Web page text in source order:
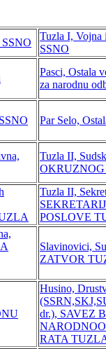
Tuzla I, Vojna
SSNO
Pasci, Ostala
za narodnu
Par Selo,
Tuzla II,
Tuzla II,
POSLOVE
Slavinovici,
ZATVOR
Husino,
dr.), SAVEZ
RATA